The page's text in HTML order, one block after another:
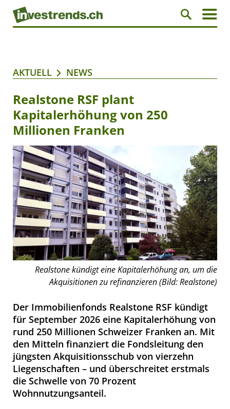
AKTUELL NEWS
Realstone RSF plant
Kapitalerhöhung von 250
Millionen Franken
Realstone kündigt eine Kapitalerhöhung an, um die
Akquisitionen zu refinanzieren (Bild: Realstone)
Der Immobilienfonds Realstone RSF kündigt
für September 2026 eine Kapitalerhöhung von
rund 250 Millionen Schweizer Franken an. Mit
den Mitteln finanziert die Fondsleitung den
jüngsten Akquisitionsschub von vierzehn
Liegenschaften – und überschreitet erstmals
die Schwelle von 70 Prozent
Wohnnutzungsanteil.